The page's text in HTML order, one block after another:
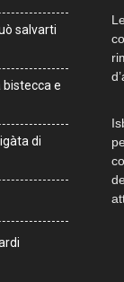
salvarti
bistecca e
di